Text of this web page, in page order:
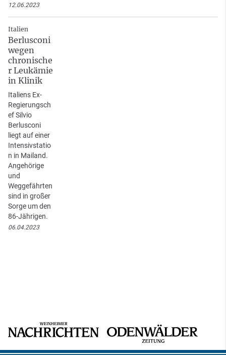
12.06.2023
Italien
Berlusconi
wegen
chronische
r Leukämie
in Klinik
Italiens Ex-
Regierungsch
ef Silvio
Berlusconi
liegt auf einer
Intensivstatio
n in Mailand.
Angehörige
und
Weggefährten
sind in großer
Sorge um den
86-Jährigen.
06.04.2023